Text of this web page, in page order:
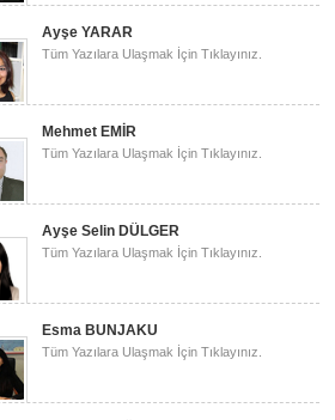
Ayşe YARAR
Tüm Yazılara Ulaşmak İçin Tıklayınız.
Mehmet EMİR
Tüm Yazılara Ulaşmak İçin Tıklayınız.
Ayşe Selin DÜLGER
Tüm Yazılara Ulaşmak İçin Tıklayınız.
Esma BUNJAKU
Tüm Yazılara Ulaşmak İçin Tıklayınız.